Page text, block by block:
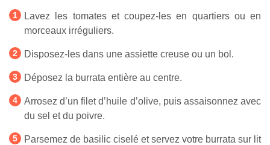
Lavez les tomates et coupez-les en quartiers ou en
morceaux irréguliers.
Disposez-les dans une assiette creuse ou un bol.
Déposez la burrata entière au centre.
Arrosez d’un filet d’huile d’olive, puis assaisonnez avec
du sel et du poivre.
Parsemez de basilic ciselé et servez votre burrata sur lit